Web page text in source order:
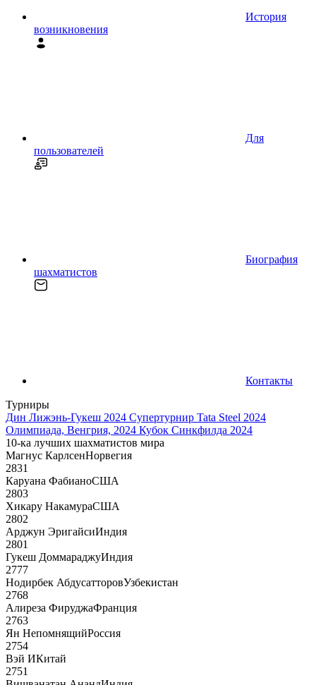
История
возникновения
Для
пользователей
Биография
шахматистов
Контакты
Турниры
Дин Лижэнь-Гукеш 2024 Супертурнир Tata Steel 2024
Олимпиада, Венгрия, 2024 Кубок Синкфилда 2024
10-ка лучших шахматистов мира
Магнус КарлсенНорвегия
2831
Каруана ФабианоСША
2803
Хикару НакамураСША
2802
Арджун ЭригайсиИндия
2801
Гукеш ДоммараджуИндия
2777
Нодирбек АбдусатторовУзбекистан
2768
Алиреза ФируджаФранция
2763
Ян НепомнящийРоссия
2754
Вэй ИКитай
2751